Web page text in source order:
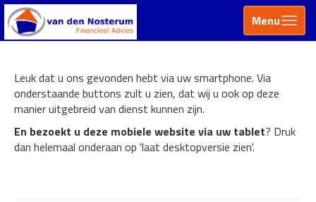
Menu
Leuk dat u ons gevonden hebt via uw smartphone. Via
onderstaande buttons zult u zien, dat wij u ook op deze
manier uitgebreid van dienst kunnen zijn.
En bezoekt u deze mobiele website via uw tablet? Druk
dan helemaal onderaan op 'laat desktopversie zien'.